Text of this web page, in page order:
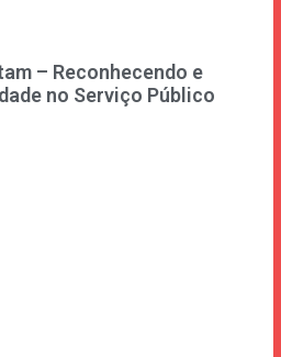
– Reconhecendo e
no Serviço Público